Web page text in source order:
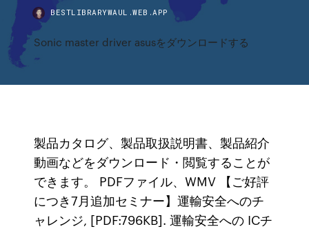
BESTLIBRARYWAUL.WEB.APP
Sonic master driver asusをダウンロードする
製品カタログ、製品取扱説明書、製品紹介
動画などをダウンロード・閲覧することが
できます。 PDFファイル、WMV 【ご好評
につき7月追加セミナー】運輸安全へのチ
ャレンジ, [PDF:796KB]. 運輸安全への ICチ